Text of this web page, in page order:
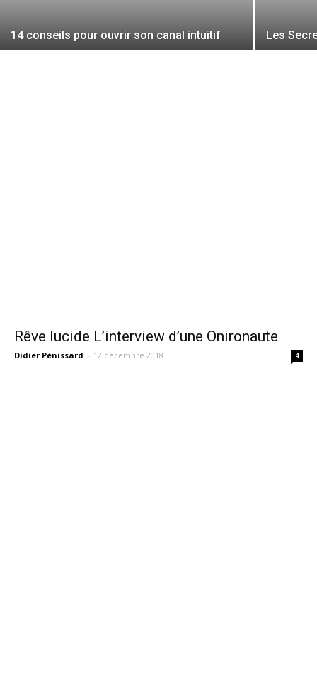
14 conseils pour ouvrir son canal intuitif Les
Rêve lucide L’interview d’une Onironaute
Didier Pénissard - 12 décembre 2018 4